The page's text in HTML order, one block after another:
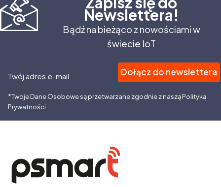
Newslettera!
Bądź na bieżąco z nowościami w
świecie IoT
Twój adres e-mail Dołącz do newslettera
*Twoje Dane Osobowe są przetwarzane zgodnie z naszą Polityką
Prywatności.